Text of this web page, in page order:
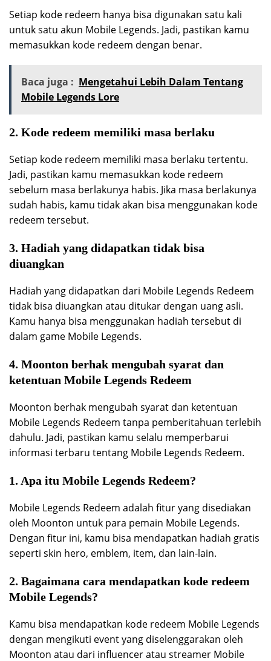
Setiap kode redeem hanya bisa digunakan satu kali
untuk satu akun Mobile Legends. Jadi, pastikan kamu
memasukkan kode redeem dengan benar.
Baca juga : Mengetahui Lebih Dalam Tentang
Mobile Legends Lore
2. Kode redeem memiliki masa berlaku
Setiap kode redeem memiliki masa berlaku tertentu.
Jadi, pastikan kamu memasukkan kode redeem
sebelum masa berlakunya habis. Jika masa berlakunya
sudah habis, kamu tidak akan bisa menggunakan kode
redeem tersebut.
3. Hadiah yang didapatkan tidak bisa
diuangkan
Hadiah yang didapatkan dari Mobile Legends Redeem
tidak bisa diuangkan atau ditukar dengan uang asli.
Kamu hanya bisa menggunakan hadiah tersebut di
dalam game Mobile Legends.
4. Moonton berhak mengubah syarat dan
ketentuan Mobile Legends Redeem
Moonton berhak mengubah syarat dan ketentuan
Mobile Legends Redeem tanpa pemberitahuan terlebih
dahulu. Jadi, pastikan kamu selalu memperbarui
informasi terbaru tentang Mobile Legends Redeem.
1. Apa itu Mobile Legends Redeem?
Mobile Legends Redeem adalah fitur yang disediakan
oleh Moonton untuk para pemain Mobile Legends.
Dengan fitur ini, kamu bisa mendapatkan hadiah gratis
seperti skin hero, emblem, item, dan lain-lain.
2. Bagaimana cara mendapatkan kode redeem
Mobile Legends?
Kamu bisa mendapatkan kode redeem Mobile Legends
dengan mengikuti event yang diselenggarakan oleh
Moonton atau dari influencer atau streamer Mobile